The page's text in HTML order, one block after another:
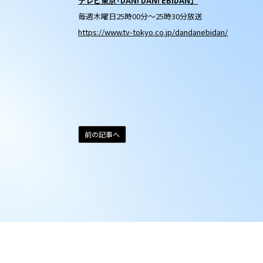
毎週木曜日25時00分～25時30分放送
https://www.tv-tokyo.co.jp/dandanebidan/
前の記事へ